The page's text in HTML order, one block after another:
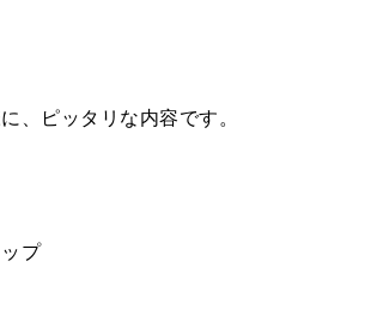
、ピッタリな内容です。
プ